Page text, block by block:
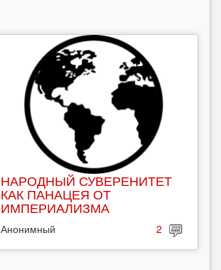
НАРОДНЫЙ СУВЕРЕНИТЕТ
КАК ПАНАЦЕЯ ОТ
ИМПЕРИАЛИЗМА
Анонимный 2